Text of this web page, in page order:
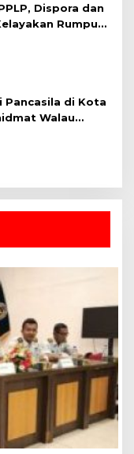
Dispora dan
Rumput
Pancasila di Kota
Walau